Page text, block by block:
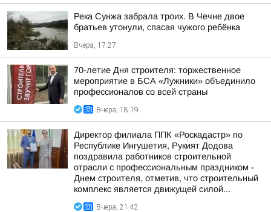
Река Сунжа забрала троих. В Чечне двое
братьев утонули, спасая чужого ребёнка
Вчера, 17:27
70-летие Дня строителя: торжественное
мероприятие в БСА «Лужники» объединило
профессионалов со всей страны
Вчера, 18:19
Директор филиала ППК «Роскадастр» по
Республике Ингушетия, Рукият Додова
поздравила работников строительной
отрасли с профессиональным праздником -
Днем строителя, отметив, что строительный
комплекс является движущей силой...
Вчера, 21:42